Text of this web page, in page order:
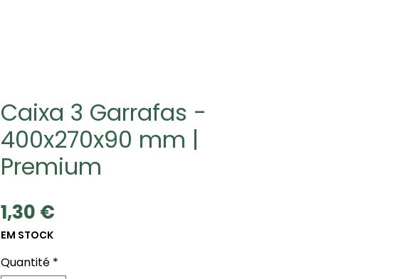
Caixa 3 Garrafas -
400x270x90 mm |
Premium
1,30 €
EM STOCK
Quantité *